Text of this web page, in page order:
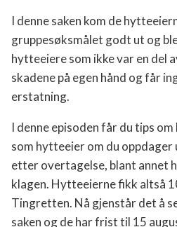
Gruppesøksmål er et
I denne saken kom de
gruppesøksmålet godt ut og
De hytteeiere som ikke var en
økonomisk erstatning.
I denne episoden får du tips om
deg som hytteeier om du
uregelmessigheter etter
hvordan du skriver selve